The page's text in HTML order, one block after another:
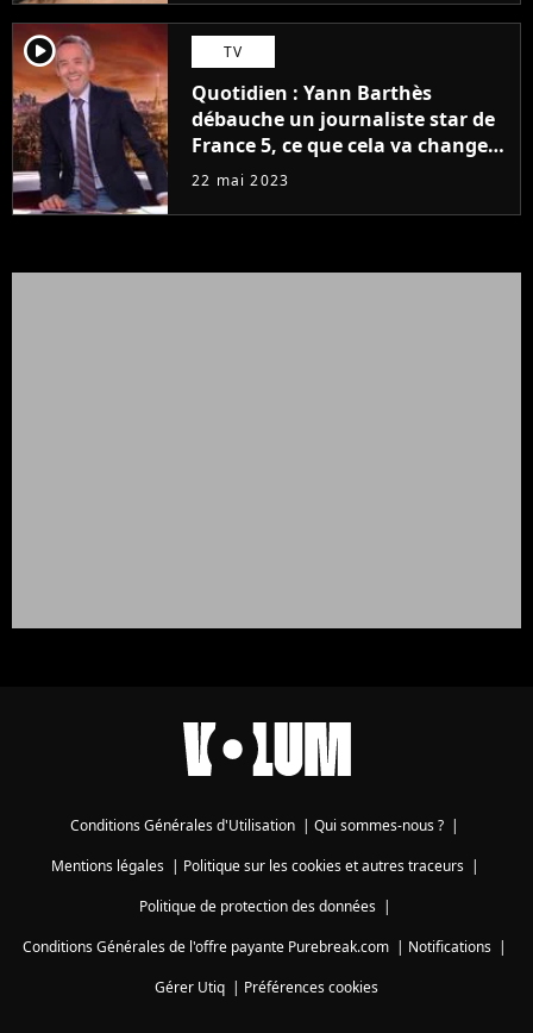
player2 TV
Quotidien : Yann Barthès
débauche un journaliste star de
France 5, ce que cela va changer
à la rentrée
22 mai 2023
Conditions Générales d'Utilisation | Qui sommes-nous ? |
Mentions légales| Politique sur les cookies et autres traceurs|
Politique de protection des données|
Conditions Générales de l'offre payante Purebreak.com | Notifications |
Gérer Utiq | Préférences cookies